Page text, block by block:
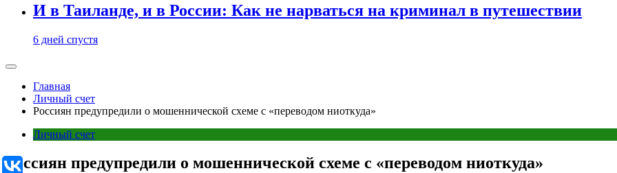
И в Таиланде, и в России: Как не нарваться на криминал в путешествии
6 дней спустя
Главная
Личный счет
Россиян предупредили о мошеннической схеме с «переводом ниоткуда»
Личный счет
Россиян предупредили о мошеннической схеме с «переводом ниоткуда»